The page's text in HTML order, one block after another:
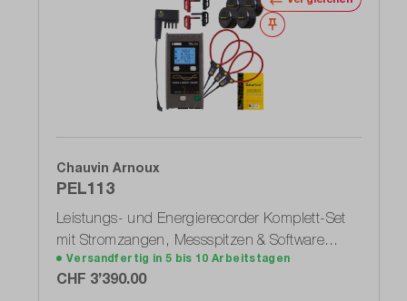
Merken
Chauvin Arnoux
PEL113
Leistungs- und Energierecorder Komplett-Set
mit Stromzangen, Messspitzen & Software
DataView (P01300004)
Versandfertig in 5 bis 10 Arbeitstagen
CHF 3’390.00